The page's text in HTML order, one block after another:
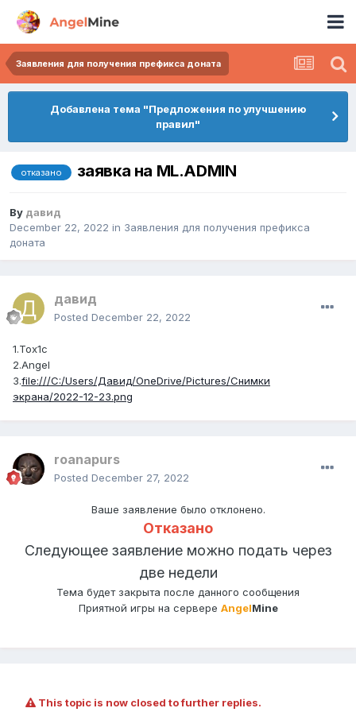
Заявления для получения префикса доната
Добавлена тема "Предложения по улучшению
правил"
отказано заявка на ML.ADMIN
By давид
December 22, 2022 in Заявления для получения префикса
доната
давид
Posted December 22, 2022
1.Tox1c
2.Angel
3.file:///C:/Users/Давид/OneDrive/Pictures/Снимки
экрана/2022-12-23.png
roanapurs
Posted December 27, 2022
Ваше заявление было отклонено.
Отказано
Следующее заявление можно подать через
две недели
Тема будет закрыта после данного сообщения
Приятной игры на сервере AngelMine
This topic is now closed to further replies.